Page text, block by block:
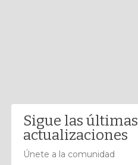
Sigue las últimas
actualizaciones
Únete a la comunidad